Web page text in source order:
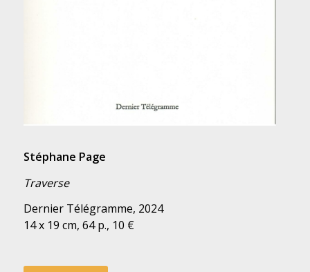
Stéphane Page
Traverse
Dernier Télégramme, 2024
14 x 19 cm, 64 p., 10 €